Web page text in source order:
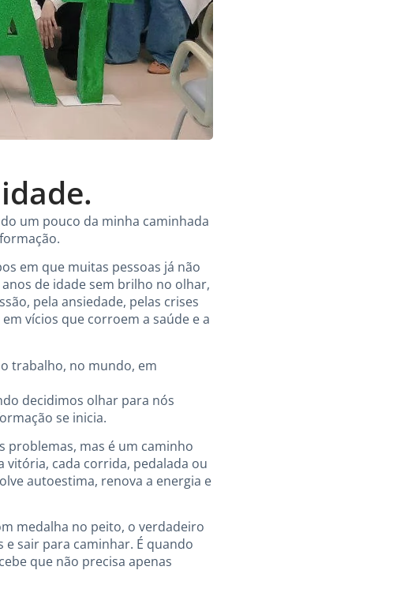
um pouco da minha caminhada
em que muitas pessoas já não
de idade sem brilho no olhar,
pela ansiedade, pelas crises
vícios que corroem a saúde e a
trabalho, no mundo, em
decidimos olhar para nós
se inicia.
problemas, mas é um caminho
vitória, cada corrida, pedalada ou
autoestima, renova a energia e
medalha no peito, o verdadeiro
sair para caminhar. É quando
que não precisa apenas